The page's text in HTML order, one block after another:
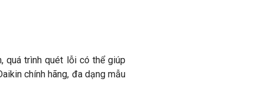
quá trình quét lỗi có thể giúp
chính hãng, đa dạng mẫu